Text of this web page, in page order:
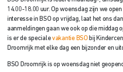
14.00-18.00 uur. Op woensdag zijn we
interesse in BSO op vrijdag, laat het ons
aanmeldingen gaan we ook op die middag
is er de specialevakantie BSO bij
Droomrijk met elke dag een bijzonder en
BSO Droomrijk is op woensdag niet